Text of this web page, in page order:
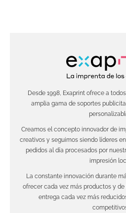
Desde 1998, Exaprint ofrece a
amplia gama de soportes
Creamos el concepto innovador de
creativos y seguimos siendo líderes
pedidos al día procesados por
impresión
La constante innovación durante
ofrecer cada vez más productos y
entrega cada vez más